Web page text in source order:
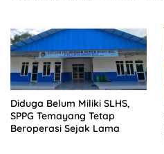
Diduga Belum Miliki SLHS,
SPPG Temayang Tetap
Beroperasi Sejak Lama